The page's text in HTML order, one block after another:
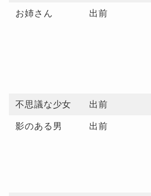
お姉さん 出前
不思議な少女 出前
影のある男 出前